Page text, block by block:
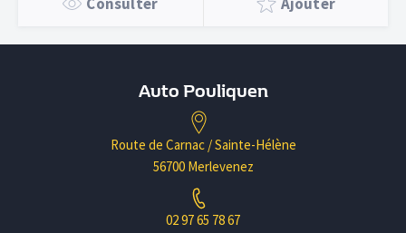
Auto Pouliquen
Route de Carnac / Sainte-Hélène
56700 Merlevenez
02 97 65 78 67